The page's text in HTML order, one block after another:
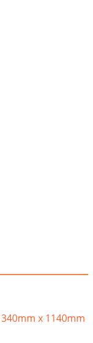
x 1140mm